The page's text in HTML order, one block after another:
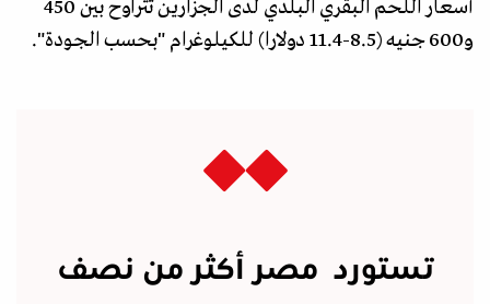
أسعار اللحم البقري البلدي لدى الجزارين تتراوح بين 450
و600 جنيه (8.5-11.4 دولارا) للكيلوغرام "بحسب الجودة".
تستورد مصر أكثر من نصف